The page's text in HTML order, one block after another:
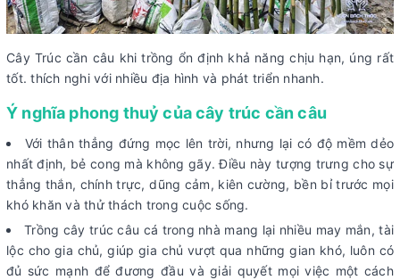
Cây Trúc cần câu khi trồng ổn định khả năng chịu hạn, úng rất
tốt. thích nghi với nhiều địa hình và phát triển nhanh.
Ý nghĩa phong thuỷ của cây trúc cần câu
Với thân thẳng đứng mọc lên trời, nhưng lại có độ mềm dẻo
nhất định, bẻ cong mà không gãy. Điều này tượng trưng cho sự
thẳng thắn, chính trực, dũng cảm, kiên cường, bền bỉ trước mọi
khó khăn và thử thách trong cuộc sống.
Trồng cây trúc câu cá trong nhà mang lại nhiều may mắn, tài
lộc cho gia chủ, giúp gia chủ vượt qua những gian khó, luôn có
đủ sức mạnh để đương đầu và giải quyết mọi việc một cách